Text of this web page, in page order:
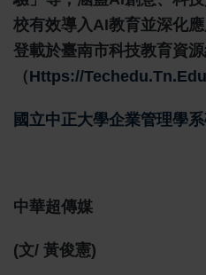
校有效導入AI教育並深化
登載於臺南市科技教育資源
（Https://
國立中正大學企業管理學
中華超傳媒
(文/ 黃俊憲)